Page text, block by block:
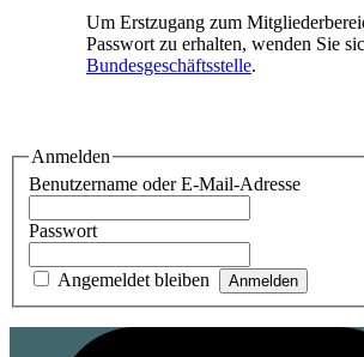
Um Erstzugang zum
Passwort zu erhalten, wenden Sie
Bundesgeschäftsstelle.
Anmelden
Benutzername oder E-Mail-Adresse
Passwort
Angemeldet bleiben